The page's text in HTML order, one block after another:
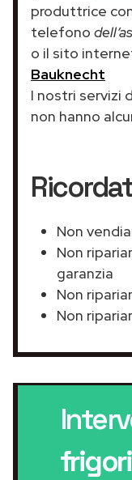
produttrice
telefono
o il sito
Bauknecht
I nostri servizi
non hanno
Non
Non
garanzia
Non
Non